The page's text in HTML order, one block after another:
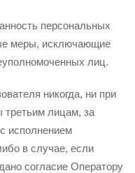
персональных
меры, исключающие
лиц.
никогда, ни при
третьим лицам, за
исполнением
в случае, если
согласие Оператору